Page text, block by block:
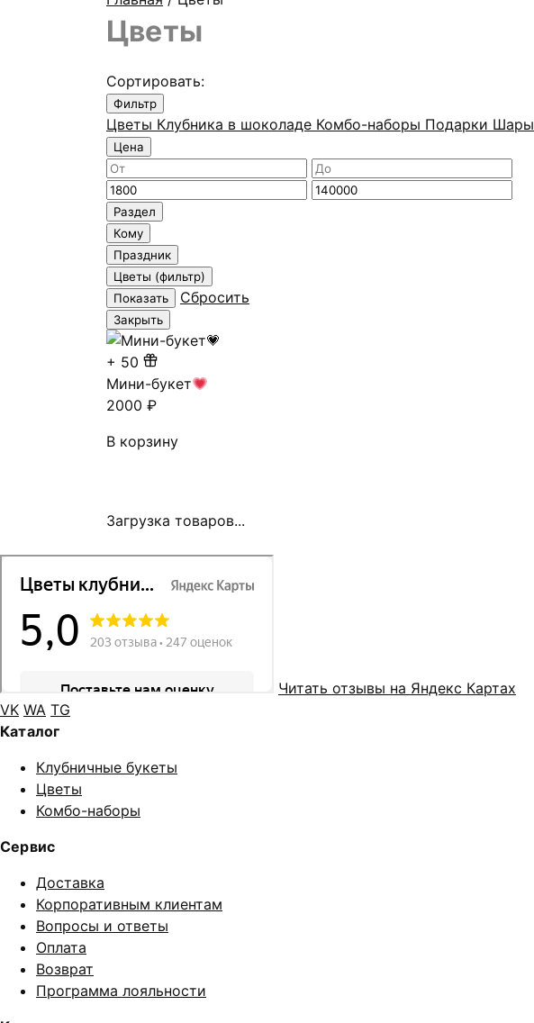
Цветы
Сортировать:
Фильтр
Цветы Клубника в шоколаде Комбо-наборы Подарки Шары
Цена
Минимальная
цена
Максимальная
Раздел
Кому
Праздник
Цветы (фильтр)
Показать
Сбросить
Закрыть
+ 50
Мини-букет
2000 ₽
В корзину
Загрузка товаров...
Читать отзывы на Яндекс Картах
VK WA TG
Каталог
Клубничные букеты
Цветы
Комбо-наборы
Сервис
Доставка
Корпоративным клиентам
Вопросы и ответы
Оплата
Возврат
Программа лояльности